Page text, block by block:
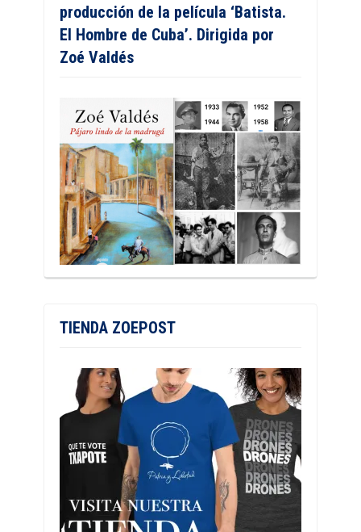
producción de la película ‘Batista.
El Hombre de Cuba’. Dirigida por
Zoé Valdés
TIENDA ZOEPOST